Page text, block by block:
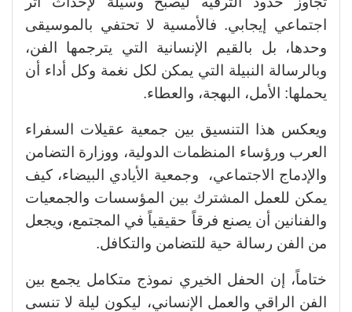
اجتماعي إيجابي. فالأمسية لا تحتفي بالموسيقى
وحدها، بل بالقيم الإنسانية التي يترجمها الفن،
وبالرسالة النبيلة التي يمكن لكل نغمة وكل أداء أن
يحملها: الأمل، البهجة، والعطاء.
ويعكس هذا التنسيق بين جمعية عقيلات السفراء
العرب ورؤساء المنظمات الدولية، ووزارة التضامن
والإدماج الاجتماعي، وجمعية الأيادي البيضاء، كيف
يمكن للعمل المشترك بين المؤسسات والجمعيات
والفنانين أن يصنع فرقاً حقيقياً في المجتمع، ويجعل
من الفن رسالة حية للتضامن والتكافل.
ختاماً، إن الحفل الخيري نموذج متكامل يجمع بين
الفن الراقي والعمل الإنساني، ليكون ليلة لا تنسى